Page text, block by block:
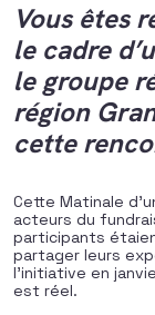
Vous êtes
le cadre
le groupe
région
cette
Cette Matinale
acteurs du
participants
partager leurs
l’initiative en
est réel.